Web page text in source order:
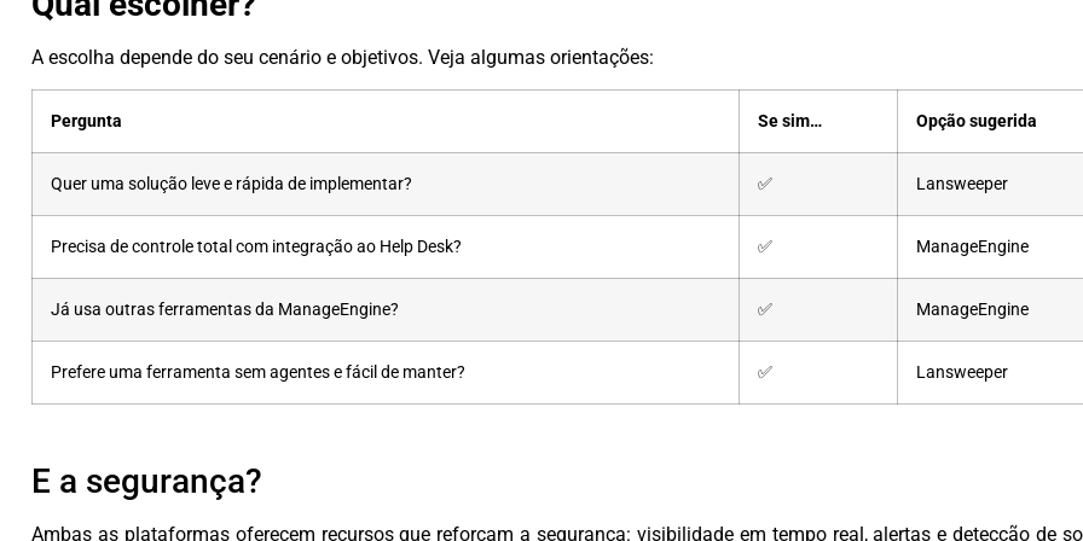
A escolha depende do seu cenário e objetivos. Veja algumas orientações:
Pergunta Se sim… Opção sugerida
Quer uma solução leve e rápida de implementar? ✅ Lansweeper
Precisa de controle total com integração ao Help Desk? ✅ ManageEngine
Já usa outras ferramentas da ManageEngine? ✅ ManageEngine
Prefere uma ferramenta sem agentes e fácil de manter? ✅ Lansweeper
E a segurança?
Ambas as plataformas oferecem recursos que reforçam a segurança: visibilidade em tempo real, alertas e detecção de